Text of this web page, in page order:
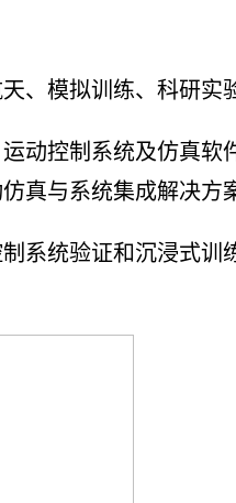
模拟训练、科研实
控制系统及仿真软
真与系统集成解决方
统验证和沉浸式训